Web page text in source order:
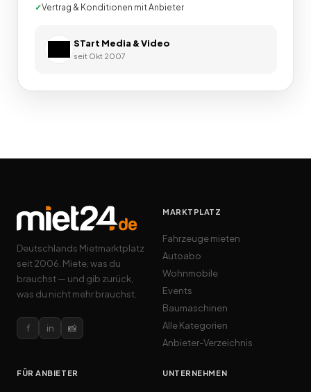
Vertrag & Konditionen mit Anbieter
STart Media & Video
seit Okt 2007
Deutschlands Mietmarktplatz
seit 2006. Miete, was du
brauchst — und gib zurück,
was du nicht mehr brauchst.
f in 📸
MARKTPLATZ
Fahrzeuge mieten
Autoabo
Wohnmobile
Events
Baumaschinen
Alle Kategorien
Anbieter-Verzeichnis
FÜR ANBIETER UNTERNEHMEN